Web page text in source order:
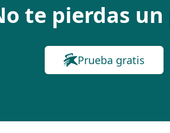
te pierdas un
Prueba gratis